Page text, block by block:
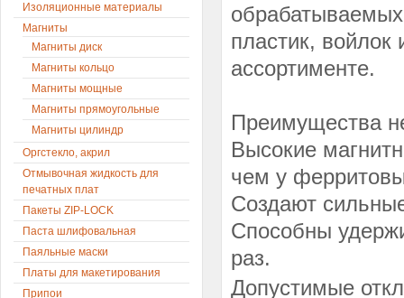
пластик,
ассортименте.
Преимущества
Высокие
чем у
Создают
Способны
раз.
Допустимые
Изоляционные материалы
Магниты
Магниты диск
Магниты кольцо
Магниты мощные
Магниты прямоугольные
Магниты цилиндр
Оргстекло, акрил
Отмывочная жидкость для
печатных плат
Пакеты ZIP-LOCK
Паста шлифовальная
Паяльные маски
Платы для макетирования
Припои